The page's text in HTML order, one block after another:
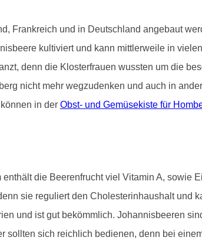
Frankreich und in Deutschland angebaut
kultiviert und kann mittlerweile in vielen
denn die Klosterfrauen wussten um die
nicht mehr wegzudenken und auch in
in der Obst- und Gemüsekiste für
enthält die Beerenfrucht viel Vitamin A, sowie
sie reguliert den Cholesterinhaushalt und
und ist gut bekömmlich. Johannisbeeren
sollten sich reichlich bedienen, denn bei